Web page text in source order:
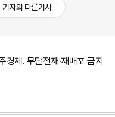
기자의 다른기사
제. 무단전재·재배포 금지